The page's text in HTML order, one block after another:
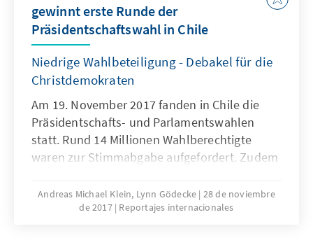
Debatte um Sozial- und Rentenreformen
sowie die Diskussion um eine neue
Verfassung die politische Agenda.
Pandemiebedingt kommen nun der Einbruch
der Wirtschaft und steigende
Arbeitslosenzahlen hinzu. Darüber hinaus
drohte in den letzten Wochen der Konflikt
zwischen Mapuche-Gruppierungen und
staatlichen Organen in der Region Araucania
bleibt der Politik nicht viel Zeit zum
Durchatmen. Chile befindet sich weiterhin im
gewinnt erste Runde der
Präsidentschaftswahl in Chile
Niedrige Wahlbeteiligung - Debakel für die
Christdemokraten
Am 19. November 2017 fanden in Chile die
Präsidentschafts- und Parlamentswahlen
statt. Rund 14 Millionen Wahlberechtigte
waren zur Stimmabgabe aufgefordert. Zudem
Regionalräte neu gewählt.
Andreas Michael Klein, Lynn Gödecke 28 de noviembre
de 2017 Reportajes internacionales